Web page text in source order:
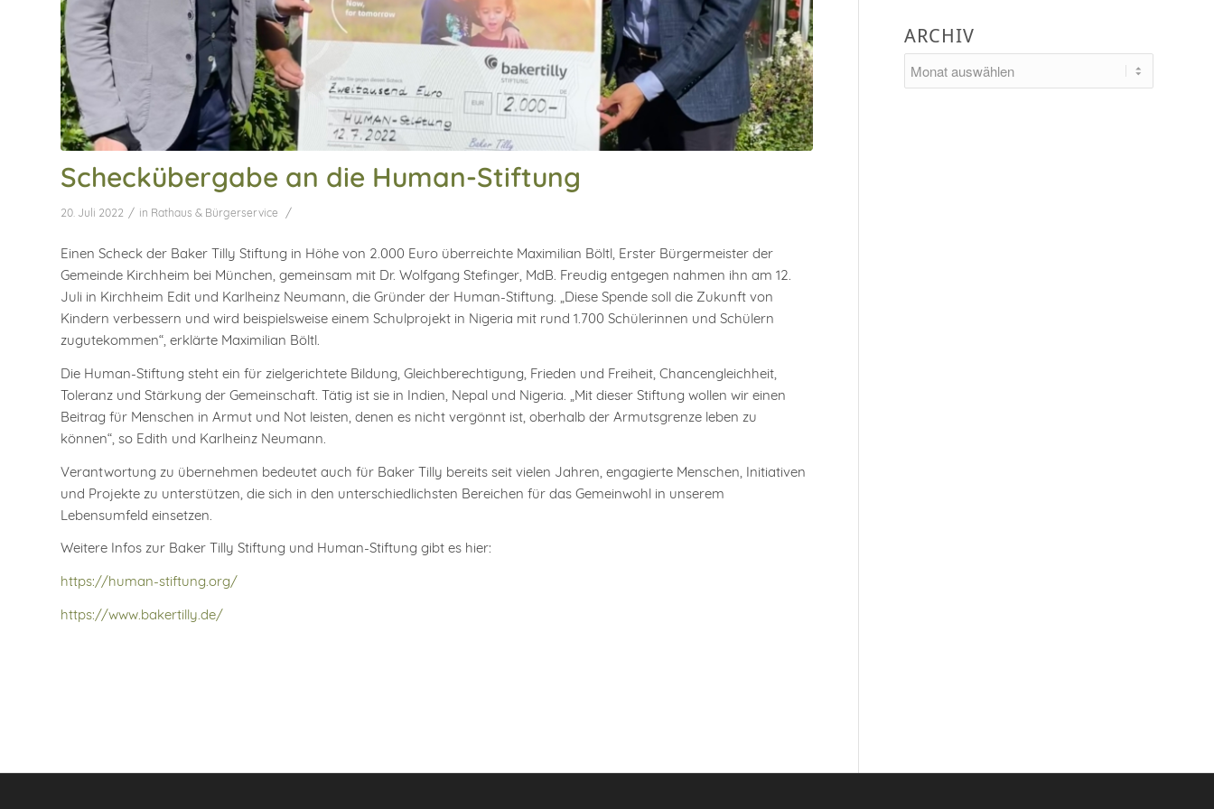
Scheckübergabe an die Human-Stiftung
20. Juli 2022 / in Rathaus & Bürgerservice /
Einen Scheck der Baker Tilly Stiftung in Höhe von 2.000 Euro überreichte Maximilian Böltl, Erster Bürgermeister der
Gemeinde Kirchheim bei München, gemeinsam mit Dr. Wolfgang Stefinger, MdB. Freudig entgegen nahmen ihn am 12.
Juli in Kirchheim Edit und Karlheinz Neumann, die Gründer der Human-Stiftung. „Diese Spende soll die Zukunft von
Kindern verbessern und wird beispielsweise einem Schulprojekt in Nigeria mit rund 1.700 Schülerinnen und Schülern
zugutekommen“, erklärte Maximilian Böltl.
Die Human-Stiftung steht ein für zielgerichtete Bildung, Gleichberechtigung, Frieden und Freiheit, Chancengleichheit,
Toleranz und Stärkung der Gemeinschaft. Tätig ist sie in Indien, Nepal und Nigeria. „Mit dieser Stiftung wollen wir einen
Beitrag für Menschen in Armut und Not leisten, denen es nicht vergönnt ist, oberhalb der Armutsgrenze leben zu
können“, so Edith und Karlheinz Neumann.
Verantwortung zu übernehmen bedeutet auch für Baker Tilly bereits seit vielen Jahren, engagierte Menschen, Initiativen
und Projekte zu unterstützen, die sich in den unterschiedlichsten Bereichen für das Gemeinwohl in unserem
Lebensumfeld einsetzen.
Weitere Infos zur Baker Tilly Stiftung und Human-Stiftung gibt es hier:
https://human-stiftung.org/
https://www.bakertilly.de/
ARCHIV